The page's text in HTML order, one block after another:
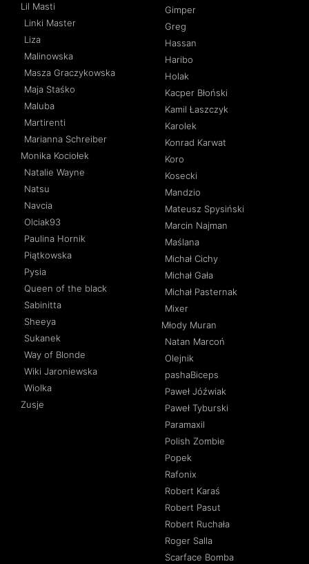
Lil Masti
Linki Master
Liza
Malinowska
Masza Graczykowska
Maja Staśko
Maluba
Martirenti
Marianna Schreiber
Monika Kociołek
Natalie Wayne
Natsu
Navcia
Olciak93
Paulina Hornik
Piątkowska
Pysia
Queen of the black
Sabinitta
Sheeya
Sukanek
Way of Blonde
Wiki Jaroniewska
Wiolka
Zusje
Gimper
Greg
Hassan
Haribo
Holak
Kacper Błoński
Kamil Łaszczyk
Karolek
Konrad Karwat
Koro
Kosecki
Mandzio
Mateusz Spysiński
Marcin Najman
Maślana
Michał Cichy
Michał Gała
Michał Pasternak
Mixer
Młody Muran
Natan Marcoń
Olejnik
pashaBiceps
Paweł Jóźwiak
Paweł Tyburski
Paramaxil
Polish Zombie
Popek
Rafonix
Robert Karaś
Robert Pasut
Robert Ruchała
Roger Salla
Scarface Bomba